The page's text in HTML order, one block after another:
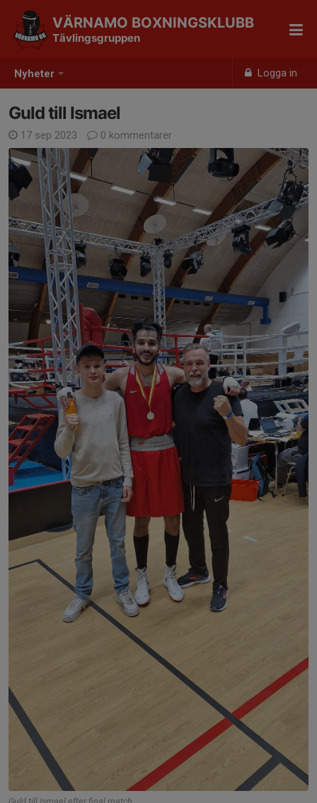
Nyheter Logga in
VÄRNAMO BOXNINGSKLUBB
Tävlingsgruppen
Guld till Ismael
17 sep 2023 0 kommentarer